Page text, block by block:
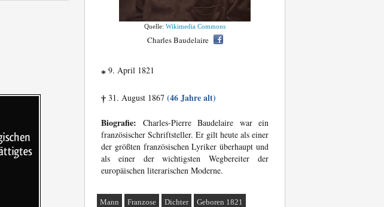
Quelle: Wikimedia Commons
Charles Baudelaire
* 9. April 1821
† 31. August 1867 (46 Jahre alt)
Biografie: Charles-Pierre Baudelaire war ein
französischer Schriftsteller. Er gilt heute als einer
der größten französischen Lyriker überhaupt und
als einer der wichtigsten Wegbereiter der
europäischen literarischen Moderne.
Mann Franzose Dichter Geboren 1821